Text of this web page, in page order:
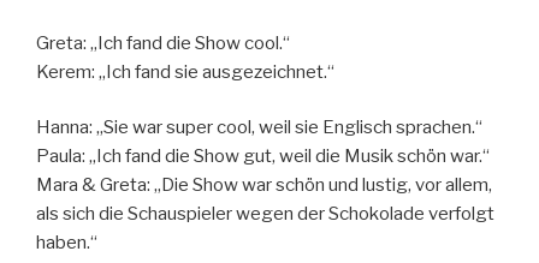
Greta: „Ich fand die Show cool.“
Kerem: „Ich fand sie ausgezeichnet.“
Hanna: „Sie war super cool, weil sie Englisch sprachen.“
Paula: „Ich fand die Show gut, weil die Musik schön war.“
Mara & Greta: „Die Show war schön und lustig, vor allem,
als sich die Schauspieler wegen der Schokolade verfolgt
haben.“